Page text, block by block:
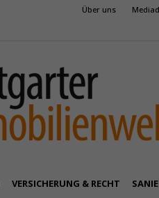
Über uns
VERSICHERUNG & RECHT